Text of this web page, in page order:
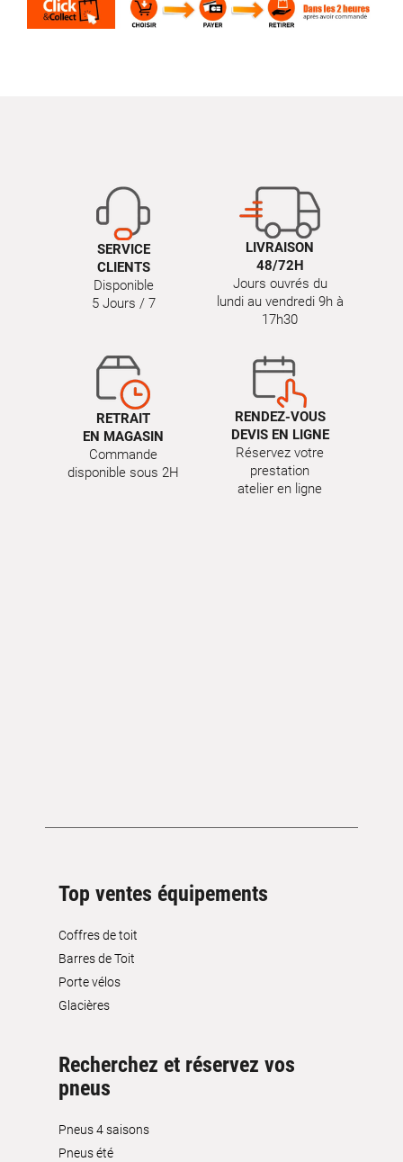
SERVICE
CLIENTS
Disponible
5 Jours / 7
LIVRAISON
48/72H
Jours ouvrés du
lundi au vendredi 9h à
17h30
RETRAIT
EN MAGASIN
Commande
disponible sous 2H
RENDEZ-VOUS
DEVIS EN LIGNE
Réservez votre
prestation
atelier en ligne
Top ventes équipements
Coffres de toit
Barres de Toit
Porte vélos
Glacières
Recherchez et réservez vos
pneus
Pneus 4 saisons
Pneus été